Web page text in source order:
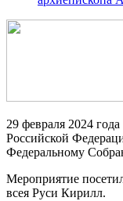
29 февраля 2024
Российской
Федеральному
Мероприятие
всея Руси Кирилл.